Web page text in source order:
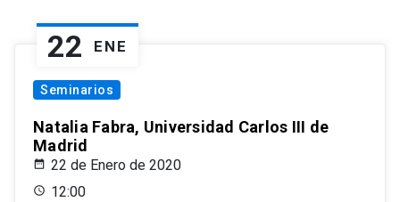
22 ENE
Seminarios
Natalia Fabra, Universidad Carlos III de
Madrid
22 de Enero de 2020
12:00